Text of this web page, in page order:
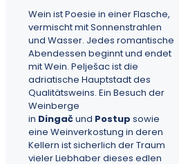
Wein ist Poesie in einer Flasche,
vermischt mit Sonnenstrahlen
und Wasser. Jedes romantische
Abendessen beginnt und endet
mit Wein. Pelješac ist die
adriatische Hauptstadt des
Qualitätsweins. Ein Besuch der
Weinberge
in Dingačund Postup sowie
eine Weinverkostung in deren
Kellern ist sicherlich der Traum
vieler Liebhaber dieses edlen